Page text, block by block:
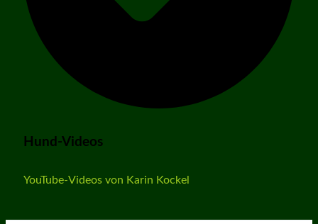
Hund-Videos
YouTube-Videos von Karin Kockel